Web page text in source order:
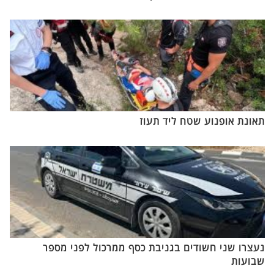
תאונת אופנוע שטח ליד תעוז
נעצרו שני חשודים בגניבת כסף ממרכול לפני מספר
שבועות